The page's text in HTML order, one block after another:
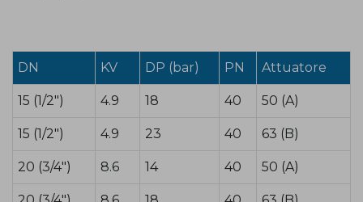
DN KV DP (bar) PN Attuatore
15 (1/2") 4.9 18 40 50 (A)
15 (1/2") 4.9 23 40 63 (B)
20 (3/4") 8.6 14 40 50 (A)